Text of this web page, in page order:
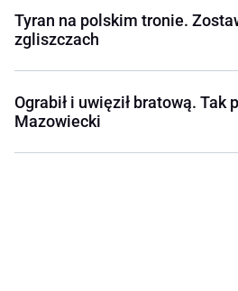
Tyran na polskim tronie.
zgliszczach
Ograbił i uwięził bratową. Tak
Mazowiecki